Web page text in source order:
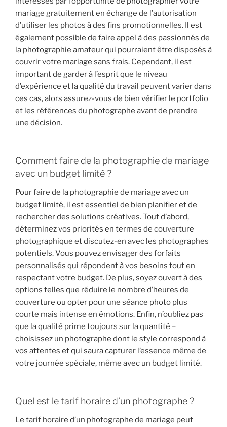
mariage gratuitement en échange de l’autorisation
d’utiliser les photos à des fins promotionnelles. Il est
également possible de faire appel à des passionnés de
la photographie amateur qui pourraient être disposés à
couvrir votre mariage sans frais. Cependant, il est
important de garder à l’esprit que le niveau
d’expérience et la qualité du travail peuvent varier dans
ces cas, alors assurez-vous de bien vérifier le portfolio
et les références du photographe avant de prendre
une décision.
Comment faire de la photographie de mariage
avec un budget limité ?
Pour faire de la photographie de mariage avec un
budget limité, il est essentiel de bien planifier et de
rechercher des solutions créatives. Tout d’abord,
déterminez vos priorités en termes de couverture
photographique et discutez-en avec les photographes
potentiels. Vous pouvez envisager des forfaits
personnalisés qui répondent à vos besoins tout en
respectant votre budget. De plus, soyez ouvert à des
options telles que réduire le nombre d’heures de
couverture ou opter pour une séance photo plus
courte mais intense en émotions. Enfin, n’oubliez pas
que la qualité prime toujours sur la quantité –
choisissez un photographe dont le style correspond à
vos attentes et qui saura capturer l’essence même de
votre journée spéciale, même avec un budget limité.
Quel est le tarif horaire d’un photographe ?
Le tarif horaire d’un photographe de mariage peut